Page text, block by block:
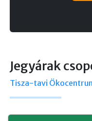
Jegyárak
Tisza-tavi